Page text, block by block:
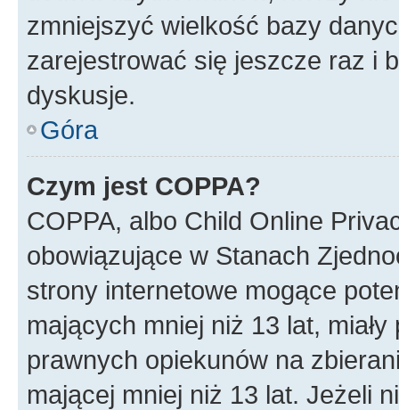
zmniejszyć wielkość bazy
zarejestrować się jeszcze raz i
dyskusje.
Góra
Czym jest COPPA?
COPPA, albo Child Online
obowiązujące w Stanach
strony internetowe mogące
mających mniej niż 13 lat,
prawnych opiekunów na
mającej mniej niż 13 lat. Jeżeli